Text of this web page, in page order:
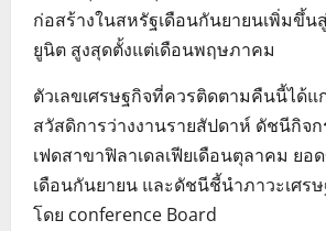
ก่อสร้างในสหรัฐเดือนกันยายนเพิ่มขึ้น
ยูนิต สูงสุดตั้งแต่เดือนพฤษภาคม
ตัวเลขเศรษฐกิจที่ควรติดตามคืนนี้ได้
สวัสดิการว่างงานรายสัปดาห์ ดัชนีกิจ
เฟดสาขาฟิลาเดลเฟียเดือนตุลาคม ยอ
เดือนกันยายน และดัชนีชี้นำภาวะเศร
โดย conference Board